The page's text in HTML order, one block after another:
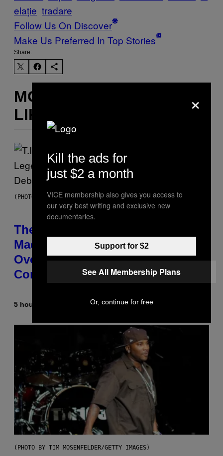
elație tradare
Follow Us On Discover
Make Us Preferred In Top Stories
Share:
MORE
LIKE THIS
(PHOTO BY JOHNNY NUNEZ/WIREIMAGE)
The 90s Hip-Hop Legend Who
Made T.I. Delay His Debut Album
Over 20 Years Ago: ‘I Definitely
Conceded’
5 hours ago Caleb Catlin
(PHOTO BY TIM MOSENFELDER/GETTY IMAGES)
×
Kill the ads for
just $2 a month
VICE membership also gives you access to
our very best writing and exclusive new
documentaries.
Support for $2
See All Membership Plans
Or, continue for free